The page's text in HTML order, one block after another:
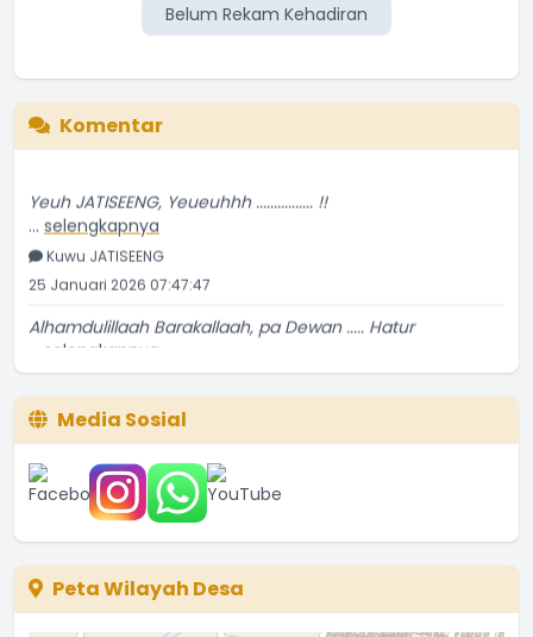
Belum Rekam Kehadiran
Belum Rekam Kehadiran
Komentar
Yeuh JATISEENG, Yeueuhhh ................ !!
...selengkapnya
Kuwu JATISEENG
25 Januari 2026 07:47:47
Alhamdulillaah Barakallaah, pa Dewan ..... Hatur
...selengkapnya
Kuwu JATISEENG
23 Januari 2026 09:32:14
Bravo Para Kader Sub PPKBD Desa JATISEENG ............ !!
...selengkapnya
Kuwu JATISEENG
23 Desember 2025 06:34:56
Media Sosial
Peta Wilayah Desa